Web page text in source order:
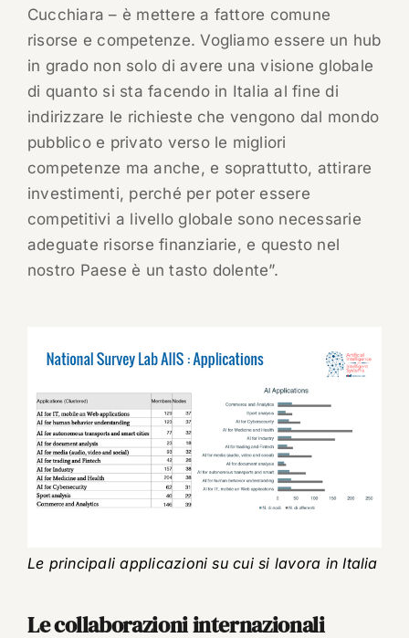
Cucchiara – è mettere a fattore comune
risorse e competenze. Vogliamo essere un hub
in grado non solo di avere una visione globale
di quanto si sta facendo in Italia al fine di
indirizzare le richieste che vengono dal mondo
pubblico e privato verso le migliori
competenze ma anche, e soprattutto, attirare
investimenti, perché per poter essere
competitivi a livello globale sono necessarie
adeguate risorse finanziarie, e questo nel
nostro Paese è un tasto dolente”.
Le principali applicazioni su cui si lavora in Italia
Le collaborazioni internazionali